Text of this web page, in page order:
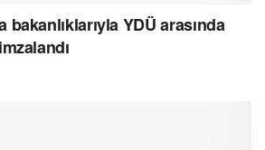
bakanlıklarıyla YDÜ arasında